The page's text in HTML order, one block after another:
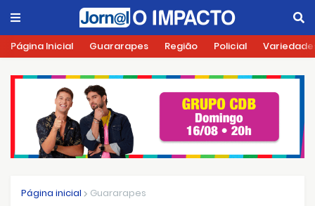
Página Inicial Guararapes Região Policial
Página inicial Guararapes